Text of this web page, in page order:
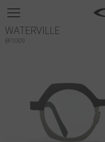
SUN
OPTICAL
TITANIUM
NEWSROOM
WATERVILLE
BF1009